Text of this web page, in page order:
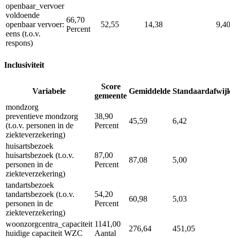
openbaar_vervoer
voldoende
openbaar vervoer:
eens (t.o.v.
respons)
66,70
Percent
52,55 14,38 9,40
Inclusiviteit
Variabele
Score
gemeente
Gemiddelde
mondzorg
preventieve mondzorg
(t.o.v. personen in de
ziekteverzekering)
38,90
Percent
45,59 6,42
huisartsbezoek
huisartsbezoek (t.o.v.
personen in de
ziekteverzekering)
87,00
Percent
87,08 5,00
tandartsbezoek
tandartsbezoek (t.o.v.
personen in de
ziekteverzekering)
54,20
Percent
60,98 5,03
woonzorgcentra_capaciteit
huidige capaciteit WZC
1141,00
Aantal
276,64
451,05